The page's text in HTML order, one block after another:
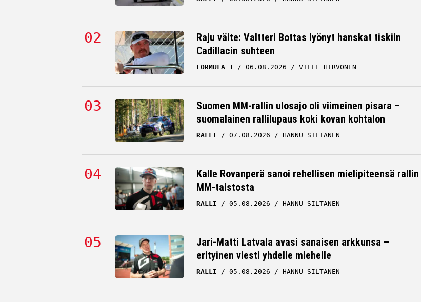
Raju väite: Valtteri Bottas lyönyt hanskat tiskiin
Cadillacin suhteen
FORMULA 1 06.08.2026 VILLE HIRVONEN
Suomen MM-rallin ulosajo oli viimeinen pisara –
suomalainen rallilupaus koki kovan kohtalon
RALLI 07.08.2026 HANNU SILTANEN
Kalle Rovanperä sanoi rehellisen mielipiteensä rallin
MM-taistosta
RALLI 05.08.2026 HANNU SILTANEN
Jari-Matti Latvala avasi sanaisen arkkunsa –
erityinen viesti yhdelle miehelle
RALLI 05.08.2026 HANNU SILTANEN